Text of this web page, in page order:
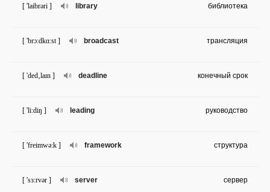
library
[ 'laibrəri ] библиотека
broadcast
[ 'brɔ:dkɑ:st ] трансляция
deadline
[ 'ded‚laɪn ] конечный срок
leading
[ 'li:diŋ ] руководство
framework
[ 'freimwə:k ] структура
server
[ 'sɜ:rvər ] сервер